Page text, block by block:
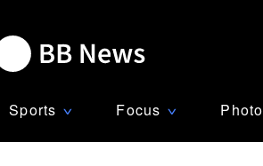
Sports ∨ Focus ∨ Photo